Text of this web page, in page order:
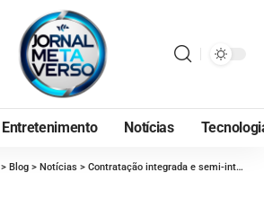
Entretenimento Notícias
> Blog > Notícias > Contratação integrada e semi-integrada em obras públicas: Diferenças, riscos e impactos práticos para fornecedores, segundo Eduardo Campos Sigiliao